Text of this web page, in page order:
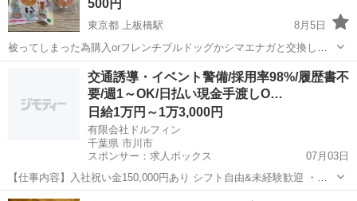
500円
東京都 上板橋駅
8月5日
被ってしまった為購入orフレンチブルドッグかシマエナガと交換して
下さる方いらっしゃいましたら、、 よろしくお願い致します。
上板橋駅 フィギュア
交通誘導・イベント警備/採用率98%/履歴書不
要/週1～OK/日払い現金手渡しO…
日給1万円～1万3,000円
有限会社ドルフィン
千葉県 市川市
スポンサー：求人ボックス
07月03日
【仕事内容】入社祝い金150,000円あり シフト自由&未経験歓迎
・直
行直帰OK ・一部車・自転車・バイク通勤OK ・週1～OK ・日払い・